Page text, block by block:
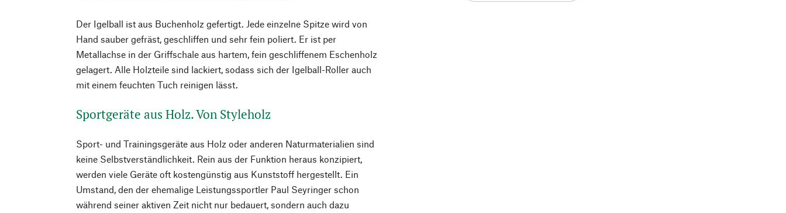
Der Igelball ist aus Buchenholz gefertigt. Jede einzelne Spitze wird von
Hand sauber gefräst, geschliffen und sehr fein poliert. Er ist per
Metallachse in der Griffschale aus hartem, fein geschliffenem Eschenholz
gelagert. Alle Holzteile sind lackiert, sodass sich der Igelball-Roller auch
mit einem feuchten Tuch reinigen lässt.
Sportgeräte aus Holz. Von Styleholz
Sport- und Trainingsgeräte aus Holz oder anderen Naturmaterialien sind
keine Selbstverständlichkeit. Rein aus der Funktion heraus konzipiert,
werden viele Geräte oft kostengünstig aus Kunststoff hergestellt. Ein
Umstand, den der ehemalige Leistungssportler Paul Seyringer schon
während seiner aktiven Zeit nicht nur bedauert, sondern auch dazu